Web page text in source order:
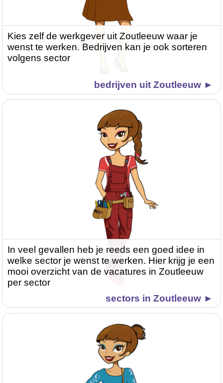
Kies zelf de werkgever uit Zoutleeuw waar je
wenst te werken. Bedrijven kan je ook sorteren
volgens sector
bedrijven uit Zoutleeuw ►
In veel gevallen heb je reeds een goed idee in
welke sector je wenst te werken. Hier krijg je een
mooi overzicht van de vacatures in Zoutleeuw
per sector
sectors in Zoutleeuw ►